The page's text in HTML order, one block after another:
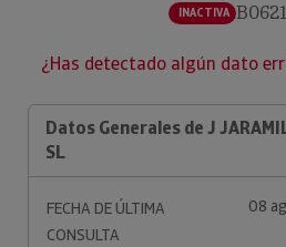
INACTIVA
¿Has detectado algún dato
Datos Generales de J
SL
FECHA DE ÚLTIMA
CONSULTA
08